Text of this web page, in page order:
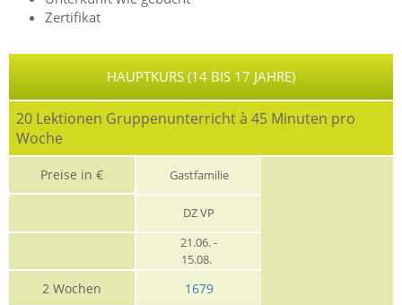
Zertifikat
HAUPTKURS (14 BIS 17 JAHRE)
20 Lektionen Gruppenunterricht à 45 Minuten pro
Woche
Preise in € Gastfamilie
DZ VP
21.06. -
15.08.
2 Wochen 1679